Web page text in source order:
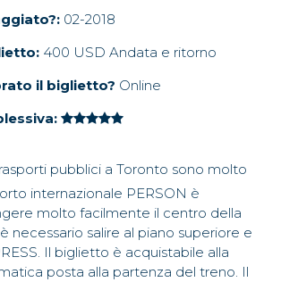
02-2018
400 USD Andata e ritorno
il biglietto? Online
pubblici a Toronto sono molto
internazionale PERSON è
molto facilmente il centro della
necessario salire al piano superiore e
Il biglietto è acquistabile alla
posta alla partenza del treno. Il